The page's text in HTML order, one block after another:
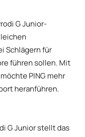
G Junior-
Schlägern für
führen sollen. Mit
PING mehr
heranführen.
G Junior stellt das